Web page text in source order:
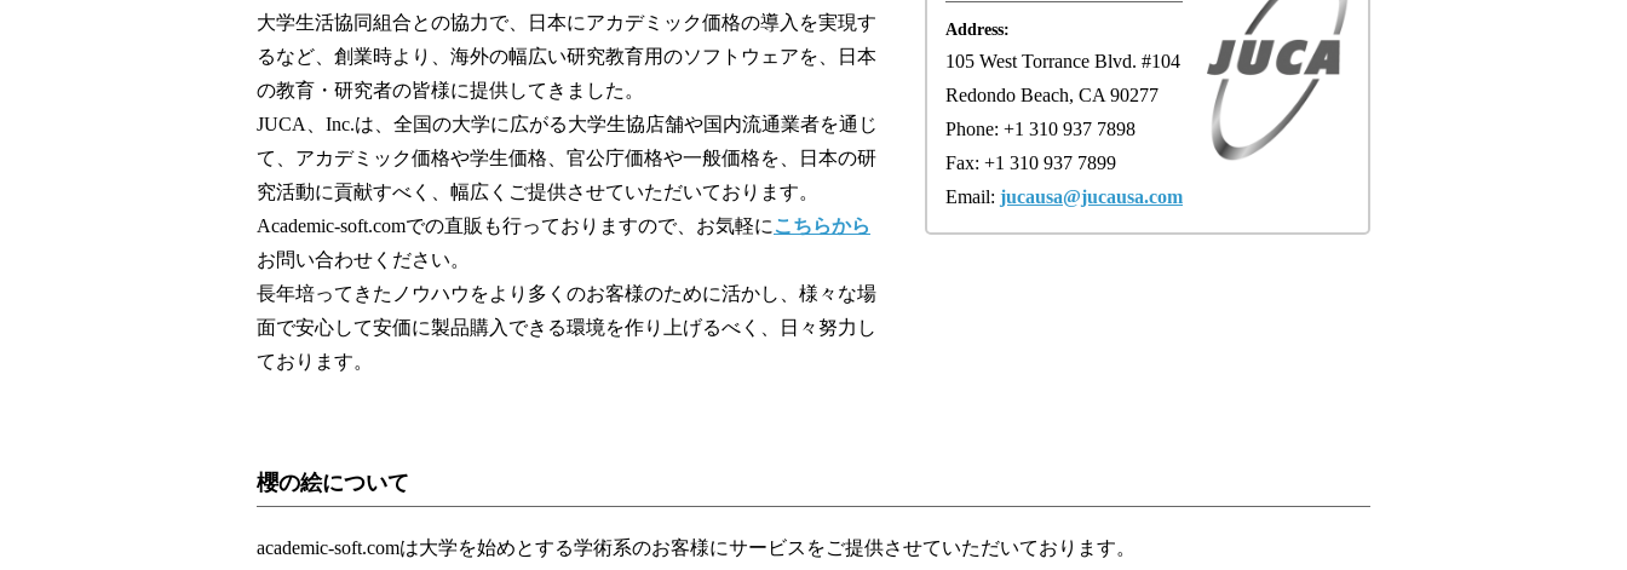
大学生活協同組合との協力で、日本にアカデミック価格の導入を実現す
るなど、創業時より、海外の幅広い研究教育用のソフトウェアを、日本
の教育・研究者の皆様に提供してきました。
JUCA、Inc.は、全国の大学に広がる大学生協店舗や国内流通業者を通じ
て、アカデミック価格や学生価格、官公庁価格や一般価格を、日本の研
究活動に貢献すべく、幅広くご提供させていただいております。
Academic-soft.comでの直販も行っておりますので、お気軽に こちらから
お問い合わせください。
長年培ってきたノウハウをより多くのお客様のために活かし、様々な場
面で安心して安価に製品購入できる環境を作り上げるべく、日々努力し
ております。
Address:
105 West Torrance Blvd. #104
Redondo Beach, CA 90277
Phone: +1 310 937 7898
Fax: +1 310 937 7899
Email: jucausa@jucausa.com
櫻の絵について
academic-soft.comは大学を始めとする学術系のお客様にサービスをご提供させていただいております。